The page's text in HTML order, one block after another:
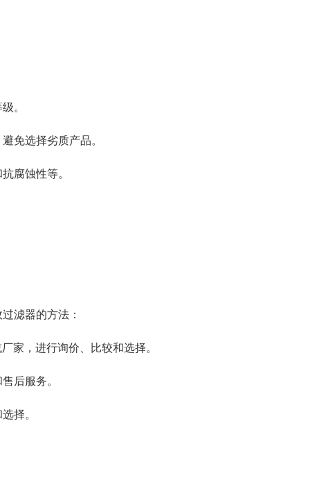
。
免选择劣质产品。
腐蚀性等。
滤器的方法：
家，进行询价、比较和选择。
后服务。
择。